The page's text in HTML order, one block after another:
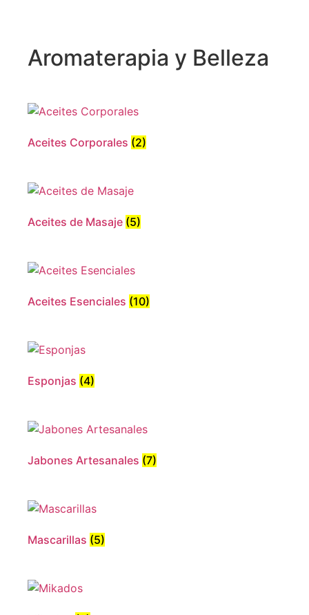
Aromaterapia y Belleza
Aceites Corporales (2)
Aceites de Masaje (5)
Aceites Esenciales (10)
Esponjas (4)
Jabones Artesanales (7)
Mascarillas (5)